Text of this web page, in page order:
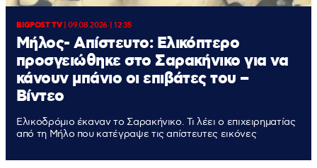
BIGPOST TV|09.08.2026 | 12:35
Μήλος- Απίστευτο: Ελικόπτερο
προσγειώθηκε στο Σαρακήνικο για να
κάνουν μπάνιο οι επιβάτες του –
Βίντεο
Ελικοδρόμιο έκαναν το Σαρακήνικο. Τι λέει ο επιχειρηματίας
από τη Μήλο που κατέγραψε τις απίστευτες εικόνες